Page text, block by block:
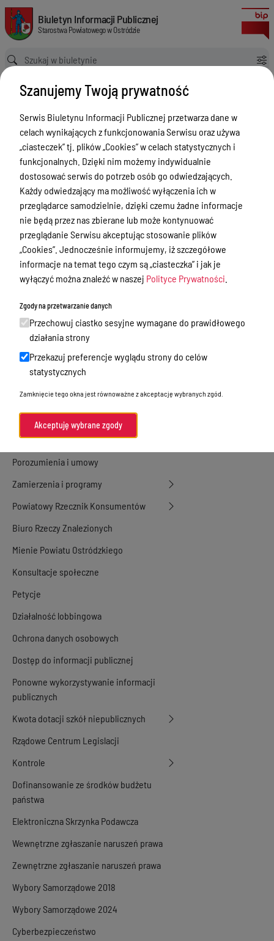
zmieniająca uchwałę w sprawie uchwalenia Regulaminu
Biuletyn Informacji Publicznej Starostwa Powiatowego w Ostródzie
Biuletyn Informacji Publicznej
Starostwa Powiatowego w Ostródzie
Ścieżka powrotu
Strona główna
Akty prawne
zmieniająca uchwałę w sprawie uchwalenia Regulaminu Organizacyjnego Starostwa Powiatowego w Ostródzie
Akty prawne
Menu Przedmiotowe
Starostwo Powiatowe
Poradnik Interesanta
Informacje o naborze
Zamówienia Publiczne
Tablica ogłoszeń
Dyżury Aptek w Powiecie Ostródzkim
Akty Prawne
Rejestry, ewidencje i archiwa
Budżet
Organizacja działania samorządu
powiatowego
Organy Powiatu
Oświadczenia majątkowe
Porozumienia i umowy
Zamierzenia i programy
Powiatowy Rzecznik Konsumentów
Biuro Rzeczy Znalezionych
Mienie Powiatu Ostródzkiego
Konsultacje społeczne
Petycje
Działalność lobbingowa
Ochrona danych osobowych
Dostęp do informacji publicznej
Ponowne wykorzystywanie informacji
publicznych
Kwota dotacji szkół niepublicznych
Rządowe Centrum Legislacji
Kontrole
Dofinansowanie ze środków budżetu
państwa
Elektroniczna Skrzynka Podawcza
Wewnętrzne zgłaszanie naruszeń prawa
Zewnętrzne zgłaszanie naruszeń prawa
Wybory Samorządowe 2018
Wybory Samorządowe 2024
Cyberbezpieczeństwo
Szanujemy Twoją prywatność
Serwis Biuletynu Informacji Publicznej przetwarza dane w
celach wynikających z funkcjonowania Serwisu oraz używa
„ciasteczek” tj. plików „Cookies” w celach statystycznych i
funkcjonalnych. Dzięki nim możemy indywidualnie
dostosować serwis do potrzeb osób go odwiedzających.
Każdy odwiedzający ma możliwość wyłączenia ich w
przeglądarce samodzielnie, dzięki czemu żadne informacje
nie będą przez nas zbierane lub może kontynuować
przeglądanie Serwisu akceptując stosowanie plików
„Cookies”. Jednocześnie informujemy, iż szczegółowe
informacje na temat tego czym są „ciasteczka” i jak je
wyłączyć można znaleźć w naszej Polityce Prywatności
Zgody na przetwarzanie danych
Przechowuj ciastko sesyjne wymagane do prawidłowego
działania strony
Przekazuj preferencje wyglądu strony do celów
statystycznych
Zamknięcie tego okna jest równoważne z akceptację wybranych zgód.
Akceptuję wybrane zgody